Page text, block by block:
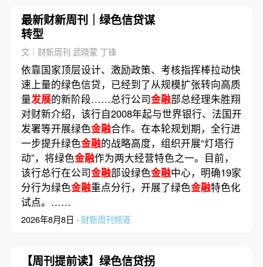
最新财新周刊｜绿色信贷谋
转型
文｜财新周刊 武晓蒙 丁锋
依靠国家顶层设计、激励政策、考核指挥棒拉动快
速上量的绿色信贷，已经到了从规模扩张转向高质
量发展的新阶段……总行公司金融部总经理朱胜翔
对财新介绍，该行自2008年起与世界银行、法国开
发署等开展绿色金融合作。在本轮规划期，全行进
一步提升绿色金融的战略高度，组织开展“灯塔行
动”，将绿色金融作为两大经营特色之一。目前，
该行总行在公司金融部设绿色金融中心，明确19家
分行为绿色金融重点分行，开展了绿色金融特色化
试点。……
2026年8月8日 · 财新周刊频道
【周刊提前读】绿色信贷拐